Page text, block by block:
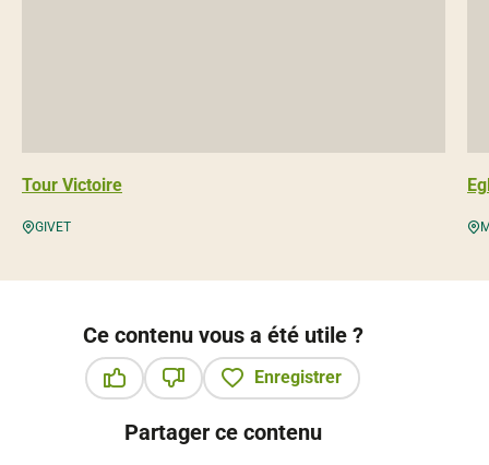
Tour Victoire
GIVET
Ce contenu vous a été utile ?
Enregistrer
Partager ce contenu